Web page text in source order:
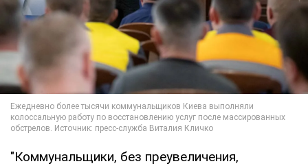
"Коммунальщики, без преувеличения,